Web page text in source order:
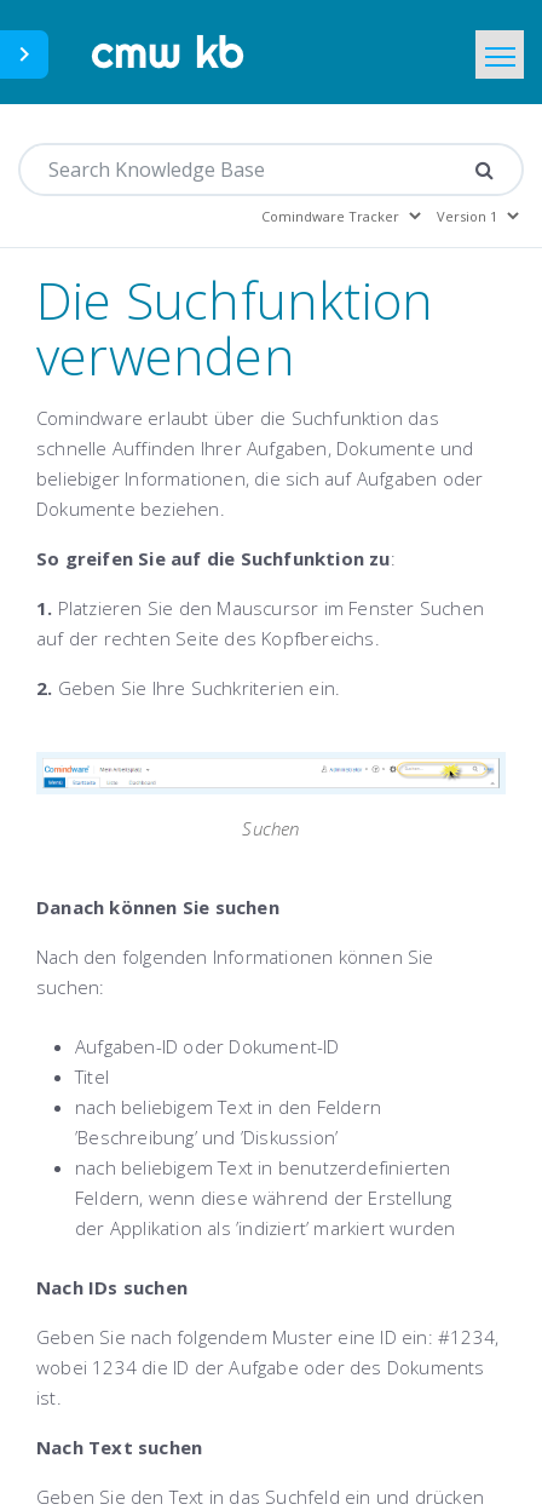
Die Suchfunktion
verwenden
Comindware erlaubt über die Suchfunktion das
schnelle Auffinden Ihrer Aufgaben, Dokumente und
beliebiger Informationen, die sich auf Aufgaben oder
Dokumente beziehen.
So greifen Sie auf die Suchfunktion zu:
1. Platzieren Sie den Mauscursor im Fenster Suchen
auf der rechten Seite des Kopfbereichs.
2. Geben Sie Ihre Suchkriterien ein.
Suchen
Danach können Sie suchen
Nach den folgenden Informationen können Sie
suchen:
Aufgaben-ID oder Dokument-ID
Titel
nach beliebigem Text in den Feldern
’Beschreibung’ und ’Diskussion’
nach beliebigem Text in benutzerdefinierten
Feldern, wenn diese während der Erstellung
der Applikation als ’indiziert’ markiert wurden
Nach IDs suchen
Geben Sie nach folgendem Muster eine ID ein: #1234,
wobei 1234 die ID der Aufgabe oder des Dokuments
ist.
Nach Text suchen
Geben Sie den Text in das Suchfeld ein und drücken